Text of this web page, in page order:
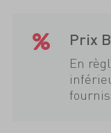
Prix
En